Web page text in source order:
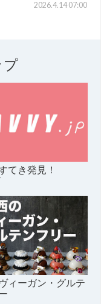
2026.4.14 07:00
プ
てき発見！
ィーガン・グルテ